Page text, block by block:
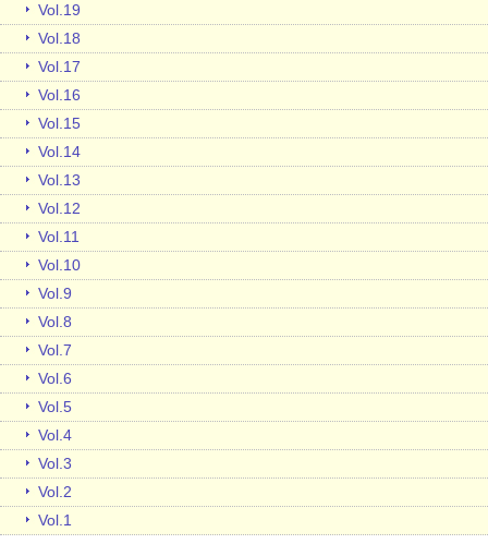
Vol.19
Vol.18
Vol.17
Vol.16
Vol.15
Vol.14
Vol.13
Vol.12
Vol.11
Vol.10
Vol.9
Vol.8
Vol.7
Vol.6
Vol.5
Vol.4
Vol.3
Vol.2
Vol.1